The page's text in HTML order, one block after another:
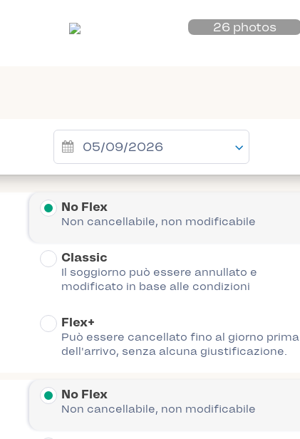
26 photos
No Flex
Non cancellabile, non modificabile
Classic
Il soggiorno può essere annullato e
modificato in base alle condizioni
Flex+
Può essere cancellato fino al giorno prima
dell'arrivo, senza alcuna giustificazione.
No Flex
Non cancellabile, non modificabile